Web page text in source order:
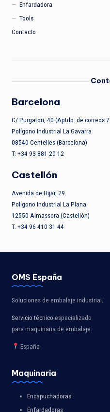
Enfardadora
Tools
Contacto
Barcelona
C/ Purgatori, 40 (Aptdo. de correos
Polígono Industrial La Gavarra
08540 Centelles (Barcelona)
T. +34 93 881 20 12
Castellón
Avenida de Hijar, 29
Polígono Industrial La Plana
12550 Almassora (Castellón)
T. +34 96 410 31 44
OMS España
Soluciones de embalaje industrial.
Servicio técnico especializado
para maquinaria de embalaje.
España
Maquinaria
Encapuchadoras
Enfardadoras